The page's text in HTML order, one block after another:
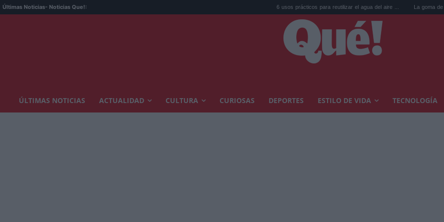
Últimas Noticias- Noticias Que!: 6 usos prácticos para reutilizar el agua del aire ... La goma de la nevera: el truco
ÚLTIMAS NOTICIAS ACTUALIDAD CULTURA CURIOSAS DEPORTES ESTILO DE VIDA TECNOLOGÍA